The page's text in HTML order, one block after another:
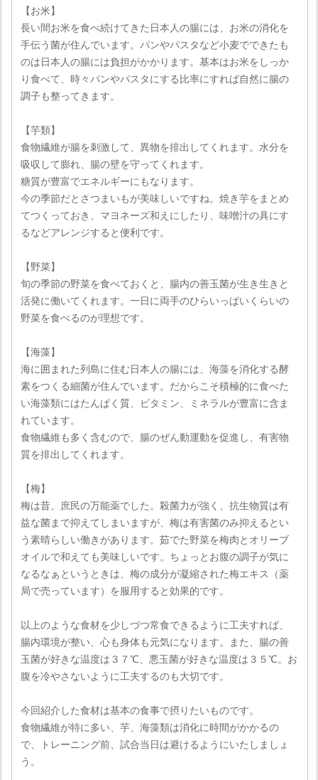
【お米】
長い間お米を食べ続けてきた日本人の腸には、お米の消化を
手伝う菌が住んでいます。パンやパスタなど小麦でできたも
のは日本人の腸には負担がかかります。基本はお米をしっか
り食べて、時々パンやパスタにする比率にすれば自然に腸の
調子も整ってきます。
【芋類】
食物繊維が腸を刺激して、異物を排出してくれます。水分を
吸収して膨れ、腸の壁を守ってくれます。
糖質が豊富でエネルギーにもなります。
今の季節だとさつまいもが美味しいですね。焼き芋をまとめ
てつくっておき、マヨネーズ和えにしたり、味噌汁の具にす
るなどアレンジすると便利です。
【野菜】
旬の季節の野菜を食べておくと、腸内の善玉菌が生き生きと
活発に働いてくれます。一日に両手のひらいっぱいくらいの
野菜を食べるのが理想です。
【海藻】
海に囲まれた列島に住む日本人の腸には、海藻を消化する酵
素をつくる細菌が住んでいます。だからこそ積極的に食べた
い海藻類にはたんぱく質、ビタミン、ミネラルが豊富に含ま
れています。
食物繊維も多く含むので、腸のぜん動運動を促進し、有害物
質を排出してくれます。
【梅】
梅は昔、庶民の万能薬でした。殺菌力が強く、抗生物質は有
益な菌まで抑えてしまいますが、梅は有害菌のみ抑えるとい
う素晴らしい働きがあります。茹でた野菜を梅肉とオリーブ
オイルで和えても美味しいです。ちょっとお腹の調子が気に
なるなぁというときは、梅の成分が凝縮された梅エキス（薬
局で売っています）を服用すると効果的です。
以上のような食材を少しづつ常食できるように工夫すれば、
腸内環境が整い、心も身体も元気になります。また、腸の善
玉菌が好きな温度は３７℃、悪玉菌が好きな温度は３５℃。お
腹を冷やさないように工夫するのも大切です。
今回紹介した食材は基本の食事で摂りたいものです。
食物繊維が特に多い、芋、海藻類は消化に時間がかかるの
で、トレーニング前、試合当日は避けるようにいたしましょ
う。